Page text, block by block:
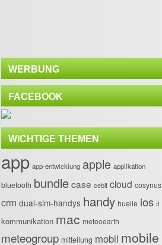
WERBUNG
FACEBOOK
WICHTIGE THEMEN
app app-entwicklung apple applikation
bluetooth bundlecase cebit cloud cosynus
crm dual-sim-handys handy huelle ios it
kommunikation mac meteoearth
meteogroup mitteilung mobil mobile